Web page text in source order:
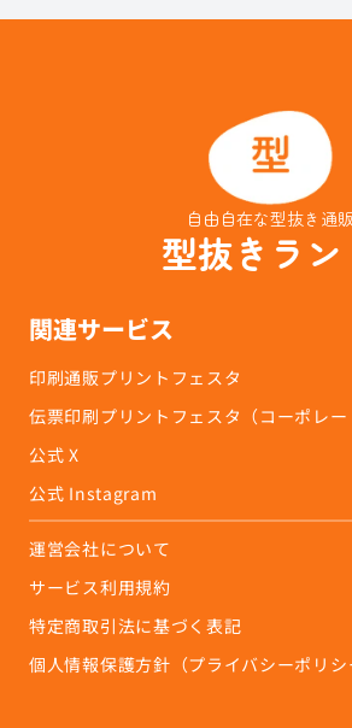
自由自在な型抜き通
型抜きラン
関連サービス
印刷通販プリントフェスタ
伝票印刷プリントフェスタ（コーポレー
公式 X
公式 Instagram
運営会社について
サービス利用規約
特定商取引法に基づく表記
個人情報保護方針（プライバシーポリシ